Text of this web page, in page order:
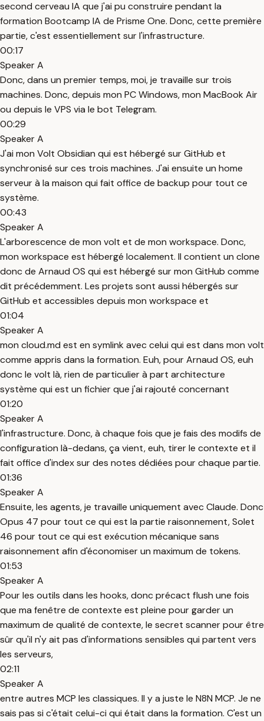
second cerveau IA que j'ai pu construire pendant la
formation Bootcamp IA de Prisme One. Donc, cette première
partie, c'est essentiellement sur l'infrastructure.
00:17
Speaker A
Donc, dans un premier temps, moi, je travaille sur trois
machines. Donc, depuis mon PC Windows, mon MacBook Air
ou depuis le VPS via le bot Telegram.
00:29
Speaker A
J'ai mon Volt Obsidian qui est hébergé sur GitHub et
synchronisé sur ces trois machines. J'ai ensuite un home
serveur à la maison qui fait office de backup pour tout ce
système.
00:43
Speaker A
L'arborescence de mon volt et de mon workspace. Donc,
mon workspace est hébergé localement. Il contient un clone
donc de Arnaud OS qui est hébergé sur mon GitHub comme
dit précédemment. Les projets sont aussi hébergés sur
GitHub et accessibles depuis mon workspace et
01:04
Speaker A
mon cloud.md est en symlink avec celui qui est dans mon volt
comme appris dans la formation. Euh, pour Arnaud OS, euh
donc le volt là, rien de particulier à part architecture
système qui est un fichier que j'ai rajouté concernant
01:20
Speaker A
l'infrastructure. Donc, à chaque fois que je fais des modifs de
configuration là-dedans, ça vient, euh, tirer le contexte et il
fait office d'index sur des notes dédiées pour chaque partie.
01:36
Speaker A
Ensuite, les agents, je travaille uniquement avec Claude. Donc
Opus 47 pour tout ce qui est la partie raisonnement, Solet
46 pour tout ce qui est exécution mécanique sans
raisonnement afin d'économiser un maximum de tokens.
01:53
Speaker A
Pour les outils dans les hooks, donc précact flush une fois
que ma fenêtre de contexte est pleine pour garder un
maximum de qualité de contexte, le secret scanner pour être
sûr qu'il n'y ait pas d'informations sensibles qui partent vers
les serveurs,
02:11
Speaker A
entre autres MCP les classiques. Il y a juste le N8N MCP. Je ne
sais pas si c'était celui-ci qui était dans la formation. C'est un